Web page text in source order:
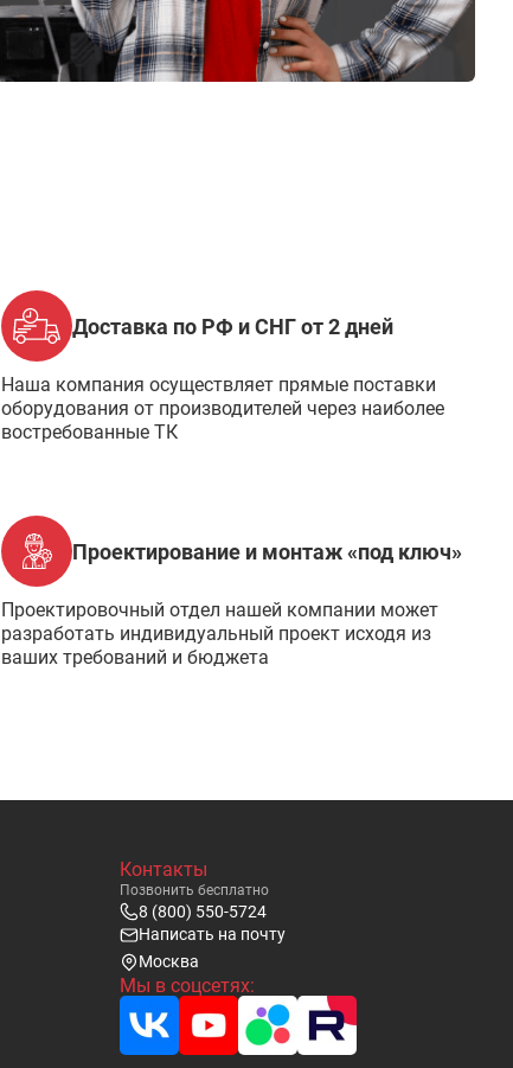
Доставка по РФ и СНГ от 2 дней
Наша компания осуществляет прямые поставки
оборудования от производителей через наиболее
востребованные ТК
Проектирование и монтаж «под ключ»
Проектировочный отдел нашей компании может
разработать индивидуальный проект исходя из
ваших требований и бюджета
Контакты
Позвонить бесплатно
8 (800) 550-5724
Написать на почту
Москва
Мы в соцсетях: